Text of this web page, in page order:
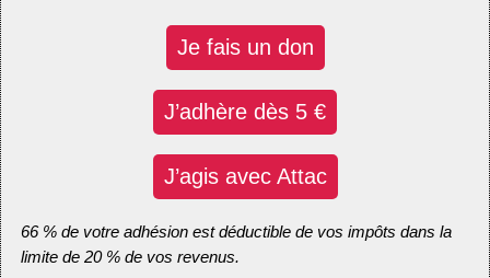
Je fais un don
J’adhère dès 5 €
J’agis avec Attac
66 % de votre adhésion est déductible de vos impôts dans la
limite de 20 % de vos revenus.